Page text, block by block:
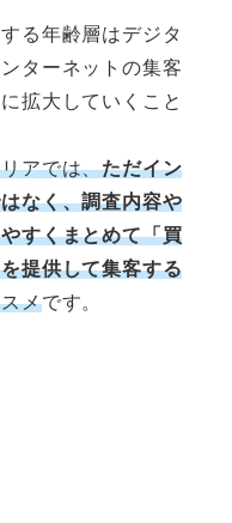
る年齢層はデジタ
ターネットの集客
拡大していくこと
アでは、ただイン
なく、調査内容や
すくまとめて「買
提供して集客する
メです。